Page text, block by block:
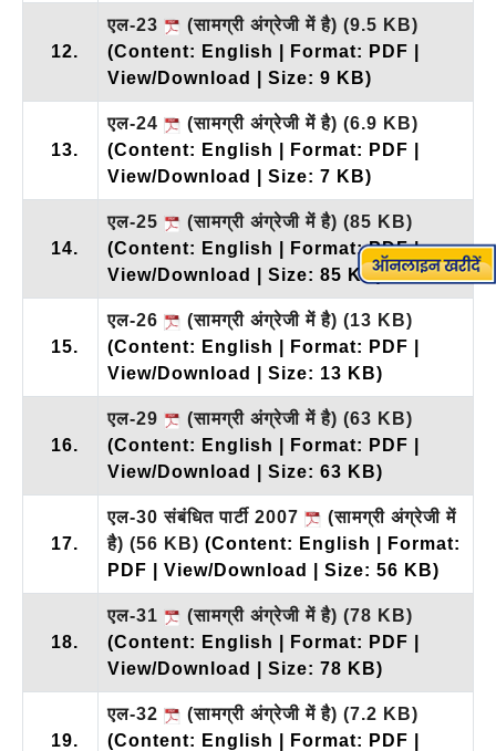
12.
एल-23 (सामग्री अंग्रेजी में है) (9.5 KB)
(Content: English | Format: PDF |
View/Download | Size: 9 KB)
13.
एल-24 (सामग्री अंग्रेजी में है) (6.9 KB)
(Content: English | Format: PDF |
View/Download | Size: 7 KB)
14.
एल-25 (सामग्री अंग्रेजी में है) (85 KB)
(Content: English | Format: PDF |
View/Download | Size: 85 KB)
15.
एल-26 (सामग्री अंग्रेजी में है) (13 KB)
(Content: English | Format: PDF |
View/Download | Size: 13 KB)
16.
एल-29 (सामग्री अंग्रेजी में है) (63 KB)
(Content: English | Format: PDF |
View/Download | Size: 63 KB)
17.
एल-30 संबंधित पार्टी 2007
(सामग्री अंग्रेजी में
है) (56 KB) (Content: English | Format:
PDF | View/Download | Size: 56 KB)
18.
एल-31 (सामग्री अंग्रेजी में है) (78 KB)
(Content: English | Format: PDF |
View/Download | Size: 78 KB)
19.
एल-32 (सामग्री अंग्रेजी में है) (7.2 KB)
(Content: English | Format: PDF |